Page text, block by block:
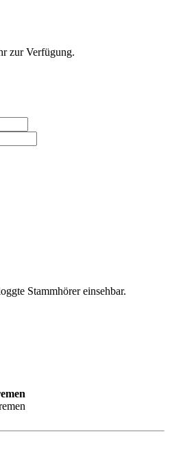
zur Verfügung.
Stammhörer einsehbar.